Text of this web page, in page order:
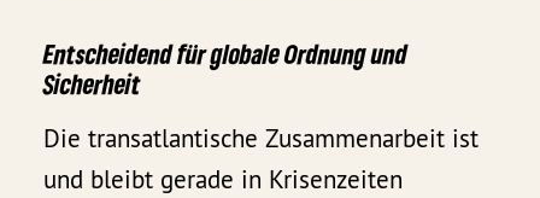
Entscheidend für globale Ordnung und
Sicherheit
Die transatlantische Zusammenarbeit ist
und bleibt gerade in Krisenzeiten